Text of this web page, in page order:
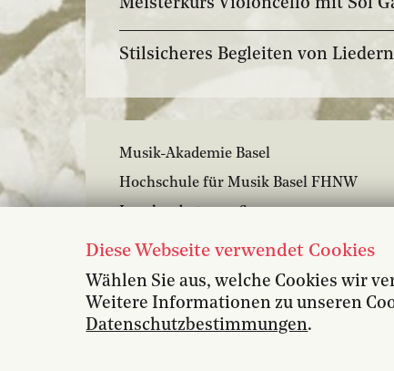
Meisterkurs Violoncello mit Sol
Stilsicheres Begleiten von
Musik-Akademie Basel
Hochschule für Musik Basel FHNW
4051 Basel
+41 61 264 57 57
Diese Webseite verwendet Cookies
Wählen Sie aus, welche Cookies wir
Weitere Informationen zu unseren
Datenschutzbestimmungen.